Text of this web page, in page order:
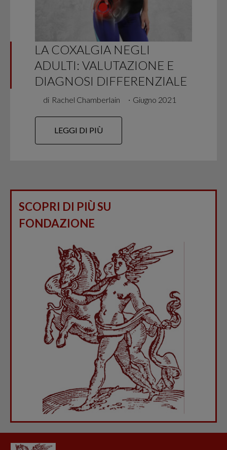
LA COXALGIA NEGLI
ADULTI: VALUTAZIONE E
DIAGNOSI DIFFERENZIALE
di Rachel Chamberlain ∙ Giugno 2021
LEGGI DI PIÙ
SCOPRI DI PIÙ SU
FONDAZIONE